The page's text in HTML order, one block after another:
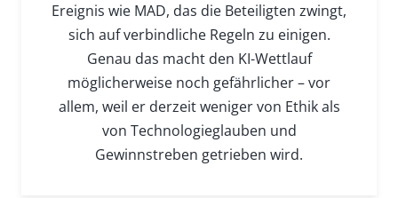
Ereignis wie MAD, das die Beteiligten zwingt,
sich auf verbindliche Regeln zu einigen.
Genau das macht den KI-Wettlauf
möglicherweise noch gefährlicher – vor
allem, weil er derzeit weniger von Ethik als
von Technologieglauben und
Gewinnstreben getrieben wird.